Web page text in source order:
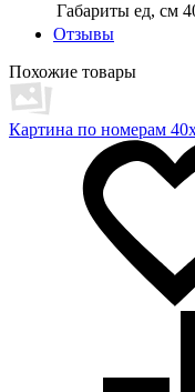
Габариты ед, см
Отзывы
Похожие товары
Картина по номерам